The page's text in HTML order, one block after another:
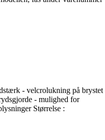
- velcrolukning på brystet
- mulighed for
Størrelse :